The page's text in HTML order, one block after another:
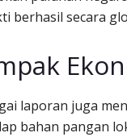
berhasil secara
laporan juga
bahan pangan